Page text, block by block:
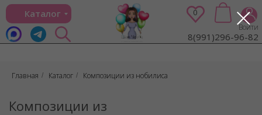
Каталог
Войти
0
8(991)296-96-82
Главная / Каталог / Композиции из нобилиса
Композиции из